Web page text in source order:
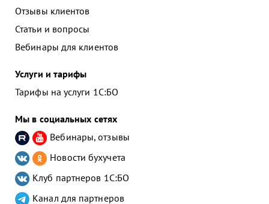
Отзывы клиентов
Статьи и вопросы
Вебинары для клиентов
Услуги и тарифы
Тарифы на услуги 1С:БО
Мы в социальных сетях
Вебинары, отзывы
Новости бухучета
Клуб партнеров 1С:БО
Канал для партнеров